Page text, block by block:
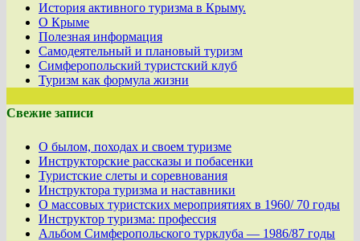
История активного туризма в Крыму.
О Крыме
Полезная информация
Самодеятельный и плановый туризм
Симферопольский туристский клуб
Туризм как формула жизни
Свежие записи
О былом, походах и своем туризме
Инструкторские рассказы и побасенки
Туристские слеты и соревнования
Инструктора туризма и наставники
О массовых туристских мероприятиях в 1960/ 70 годы
Инструктор туризма: профессия
Альбом Симферопольского турклуба — 1986/87 годы